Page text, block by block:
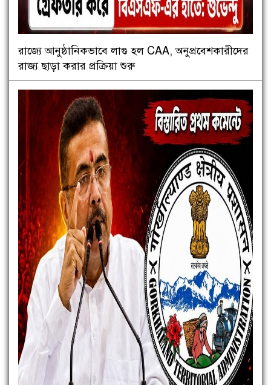
রাজ্যে আনুষ্ঠানিকভাবে লাগু হল CAA, অনুপ্রবেশকারীদের
রাজ্য ছাড়া করার প্রক্রিয়া শুরু